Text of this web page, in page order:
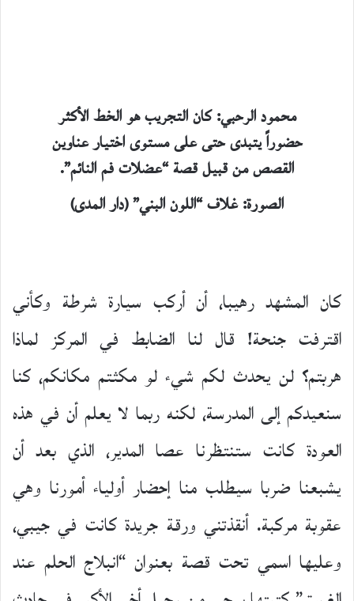
محمود الرحبي: كان التجريب هو الخط الأكثر
حضوراً يتبدى حتى على مستوى اختيار عناوين
القصص من قبيل قصة “عضلات فم النائم”.
الصورة: غلاف “اللون البني” (دار المدى)
كان المشهد رهيبا، أن أركب سيارة شرطة وكأني
اقترفت جنحة! قال لنا الضابط في المركز لماذا
هربتم؟ لن يحدث لكم شيء لو مكثتم مكانكم، كنا
سنعيدكم إلى المدرسة، لكنه ربما لا يعلم أن في هذه
العودة كانت ستنتظرنا عصا المدير، الذي بعد أن
يشبعنا ضربا سيطلب منا إحضار أولياء أمورنا وهي
عقوبة مركبة. أنقذتني ورقة جريدة كانت في جيبي،
وعليها اسمي تحت قصة بعنوان “انبلاج الحلم عند